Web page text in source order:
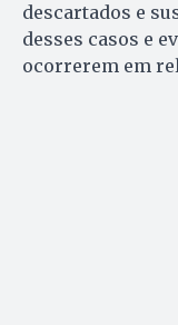
descartados e
desses casos e
ocorrerem em